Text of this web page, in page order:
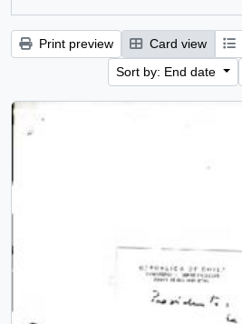
Print preview Card view
Sort by: End date